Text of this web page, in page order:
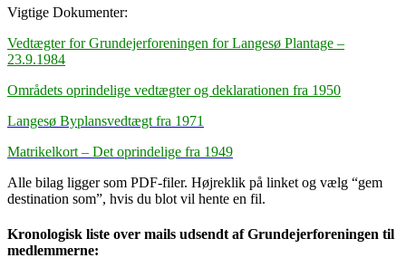
Vigtige Dokumenter:
Vedtægter for Grundejerforeningen for Langesø Plantage –
23.9.1984
Områdets oprindelige vedtægter og deklarationen fra 1950
Langesø Byplansvedtægt fra 1971
Matrikelkort – Det oprindelige fra 1949
Alle bilag ligger som PDF-filer. Højreklik på linket og vælg “gem
destination som”, hvis du blot vil hente en fil.
Kronologisk liste over mails udsendt af Grundejerforeningen til
medlemmerne: